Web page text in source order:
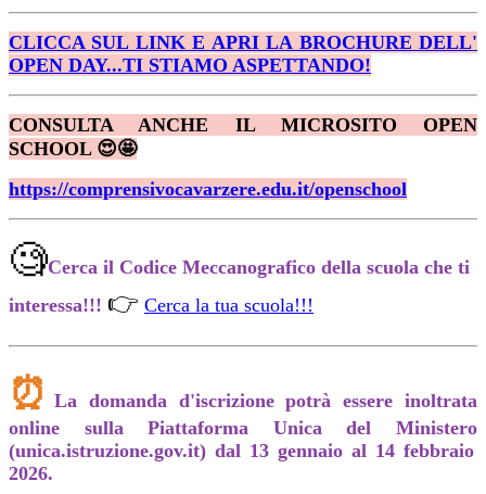
CLICCA SUL LINK E APRI LA BROCHURE DELL'
OPEN DAY...TI STIAMO ASPETTANDO!
CONSULTA ANCHE IL MICROSITO OPEN
SCHOOL😍🤩
https://comprensivocavarzere.edu.it/openschool
🧐Cerca il Codice Meccanografico della scuola che ti
interessa!!! 👉 Cerca la tua scuola!!!
⏰ La domanda d'iscrizione potrà essere inoltrata
online sulla Piattaforma Unica del Ministero
(unica.istruzione.gov.it) dal 13 gennaio al 14 febbraio
2026.